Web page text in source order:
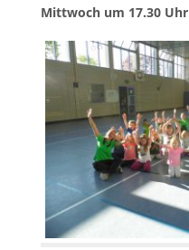
Mittwoch um 17.30 Uhr